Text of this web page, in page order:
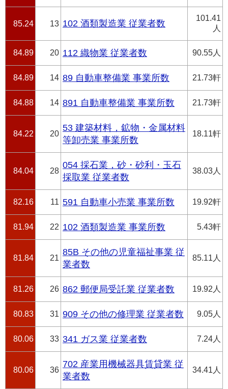
85.24 13 102 酒類製造業 従業者数
101.41
人
84.89 20 112 織物業 従業者数 90.55人
84.89 14 89 自動車整備業 事業所数 21.73軒
84.88 14 891 自動車整備業 事業所数 21.73軒
84.22 20
53 建築材料，鉱物・金属材料
等卸売業 事業所数
18.11軒
84.04 28
054 採石業，砂・砂利・玉石
採取業 従業者数
38.03人
82.16 11 591 自動車小売業 事業所数 19.92軒
81.94 22 102 酒類製造業 事業所数 5.43軒
81.84 21
85B その他の児童福祉事業 従
業者数
85.11人
81.26 26 862 郵便局受託業 従業者数 19.92人
80.83 31 909 その他の修理業 従業者数 9.05人
80.06 33 341 ガス業 従業者数 7.24人
80.06 36
702 産業用機械器具賃貸業 従
業者数
34.41人